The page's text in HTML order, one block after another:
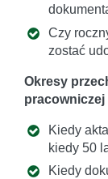
Czy
zostać
Okresy
pracowniczej
Kiedy
kiedy 50
Kiedy